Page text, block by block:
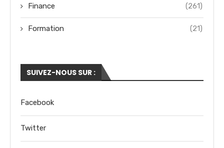
Finance (261)
Formation (21)
SUIVEZ-NOUS SUR :
Facebook
Twitter